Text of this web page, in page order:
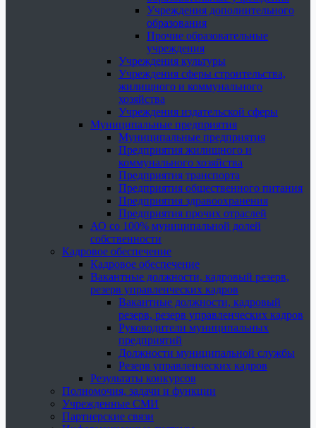
Учреждения дополнительного
образования
Прочие образовательные
учреждения
Учреждения культуры
Учреждения сферы строительства,
жилищного и коммунального
хозяйства
Учреждения издательской сферы
Муниципальные предприятия
Муниципальные предприятия
Предприятия жилищного и
коммунального хозяйства
Предприятия транспорта
Предприятия общественного питания
Предприятия здравоохранения
Предприятия прочих отраслей
АО со 100% муниципальной долей
собственности
Кадровое обеспечение
Кадровое обеспечение
Вакантные должности, кадровый резерв,
резерв управленческих кадров
Вакантные должности, кадровый
резерв, резерв управленческих кадров
Руководители муниципальных
предприятий
Должности муниципальной службы
Резерв управленческих кадров
Результаты конкурсов
Полномочия, задачи и функции
Учрежденные СМИ
Партнерские связи